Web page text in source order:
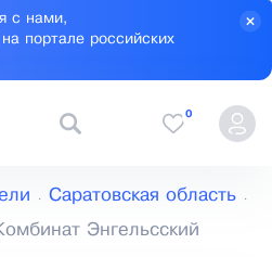
с нами,
на портале российских
0
Саратовская область
Энгельсский